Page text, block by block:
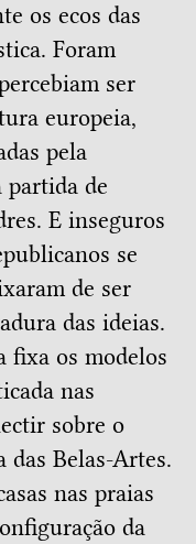
os ecos das
Foram
ser
europeia,
pela
partida de
E inseguros
se
de ser
das ideias.
fixa os modelos
nas
sobre o
das Belas-Artes.
nas praias
da